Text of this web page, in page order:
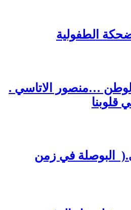
الطفولية
…منصور الاتاسي .
قلوبنا
البوصلة في زمن